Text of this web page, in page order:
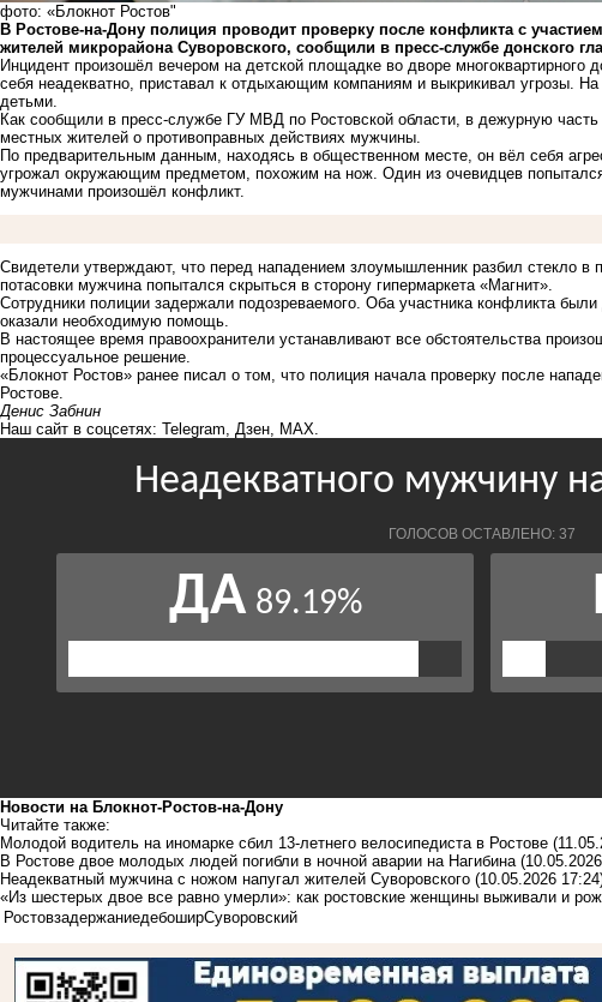
фото: «Блокнот Ростов"
В Ростове-на-Дону полиция проводит проверку после конфликта с
жителей микрорайона Суворовского, сообщили в пресс-службе донского
Инцидент произошёл вечером на детской площадке во дворе многоквартирного
себя неадекватно, приставал к отдыхающим компаниям и выкрикивал угрозы.
детьми.
Как сообщили в пресс-службе ГУ МВД по Ростовской области, в дежурную
местных жителей о противоправных действиях мужчины.
По предварительным данным, находясь в общественном месте, он вёл себя
угрожал окружающим предметом, похожим на нож. Один из очевидцев
мужчинами произошёл конфликт.
Свидетели утверждают, что перед нападением злоумышленник разбил стекло
потасовки мужчина попытался скрыться в сторону гипермаркета «Магнит».
Сотрудники полиции задержали подозреваемого. Оба участника конфликта
оказали необходимую помощь.
В настоящее время правоохранители устанавливают все обстоятельства
процессуальное решение.
«Блокнот Ростов» ранее писал о том, что полиция начала проверку после
Ростове.
Денис Забнин
Наш сайт в соцсетях: Telegram Дзен MAX
Новости на Блoкнoт-Ростов-на-Дону
Читайте также:
Молодой водитель на иномарке сбил 13-летнего велосипедиста в Ростове
В Ростове двое молодых людей погибли в ночной аварии на Нагибина
Неадекватный мужчина с ножом напугал жителей Суворовского (10.05.2026
«Из шестерых двое все равно умерли»: как ростовские женщины выживали и
РостовзадержаниедебоширСуворовский